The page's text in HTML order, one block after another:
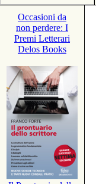
Occasioni da
non perdere: I
Premi Letterari
Delos Books